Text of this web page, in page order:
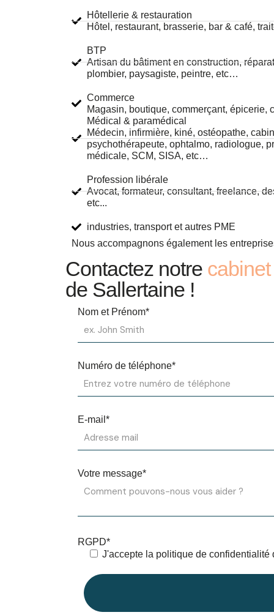
Hôtellerie & restauration
Hôtel, restaurant, brasserie, bar & café,
BTP
Artisan du bâtiment en construction,
plombier, paysagiste, peintre, etc…
Commerce
Magasin, boutique, commerçant,
Médical & paramédical
Médecin, infirmière, kiné, ostéopathe,
psychothérapeute, ophtalmo, radiologue,
médicale, SCM, SISA, etc…
Profession libérale
Avocat, formateur, consultant, freelance,
etc...
industries, transport et autres PME
Nous accompagnons également les
Contactez notre
de Sallertaine !
Nom et Prénom*
Numéro de téléphone*
E-mail*
Votre message*
RGPD*
J'accepte la politique de